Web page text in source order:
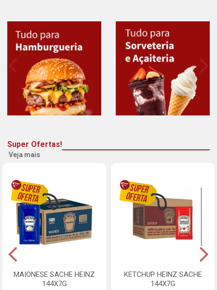
Super Ofertas!
Veja mais
MAIONESE SACHE HEINZ
144X7G
KETCHUP HEINZ SACHE
144X7G